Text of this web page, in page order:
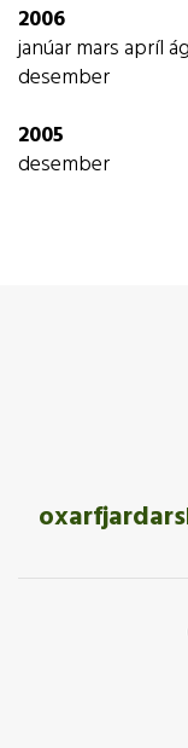
2006
janúarmarsapríl
desember
2005
desember